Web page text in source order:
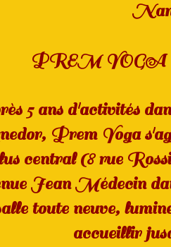
PREM
5 ans d'activités
Prem Yoga
central (8 rue
Jean Médecin
toute neuve,
accueillir